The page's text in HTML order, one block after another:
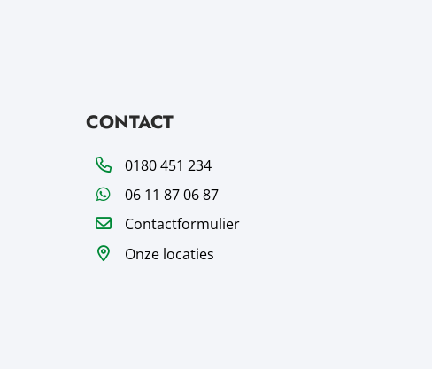
CONTACT
Telefoon0180 451 234
WhatsApp06 11 87 06 87
Contactformulier
Onze locaties